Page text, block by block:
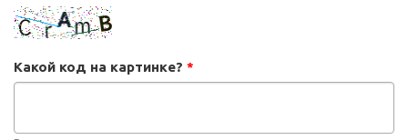
Какой код на картинке? *